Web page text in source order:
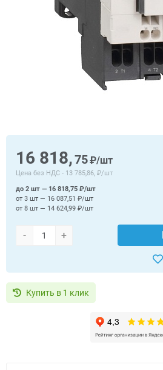
16 818,75₽/шт
Цена без НДС - 13 785,86, ₽/шт
- +
до 2 шт — 16 818,75 ₽/шт
от 3 шт — 16 087,51 ₽/шт
от 8 шт — 14 624,99 ₽/шт
Купить в 1 клик